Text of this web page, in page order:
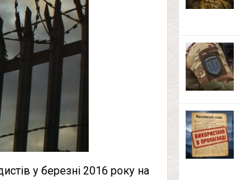
у березні 2016 року на